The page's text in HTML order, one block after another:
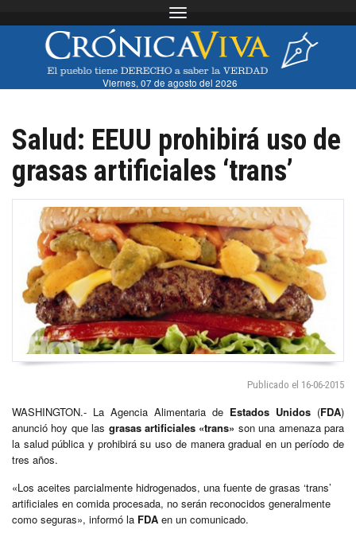
Toggle navigation
Viernes, 07 de agosto del 2026
Salud: EEUU prohibirá uso de
grasas artificiales ‘trans’
Publicado el 16-06-2015
WASHINGTON.- La Agencia Alimentaria de Estados Unidos (FDA)
anunció hoy que las grasas artificiales «trans» son una amenaza para
la salud pública y prohibirá su uso de manera gradual en un período de
tres años.
«Los aceites parcialmente hidrogenados, una fuente de grasas ‘trans’
artificiales en comida procesada, no serán reconocidos generalmente
como seguras», informó la FDA en un comunicado.